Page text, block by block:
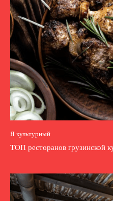
Я культурный
ТОП ресторанов грузинской